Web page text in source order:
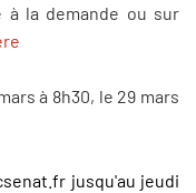
à la demande ou sur
à 8h30, le 29 mars
jusqu'au jeudi